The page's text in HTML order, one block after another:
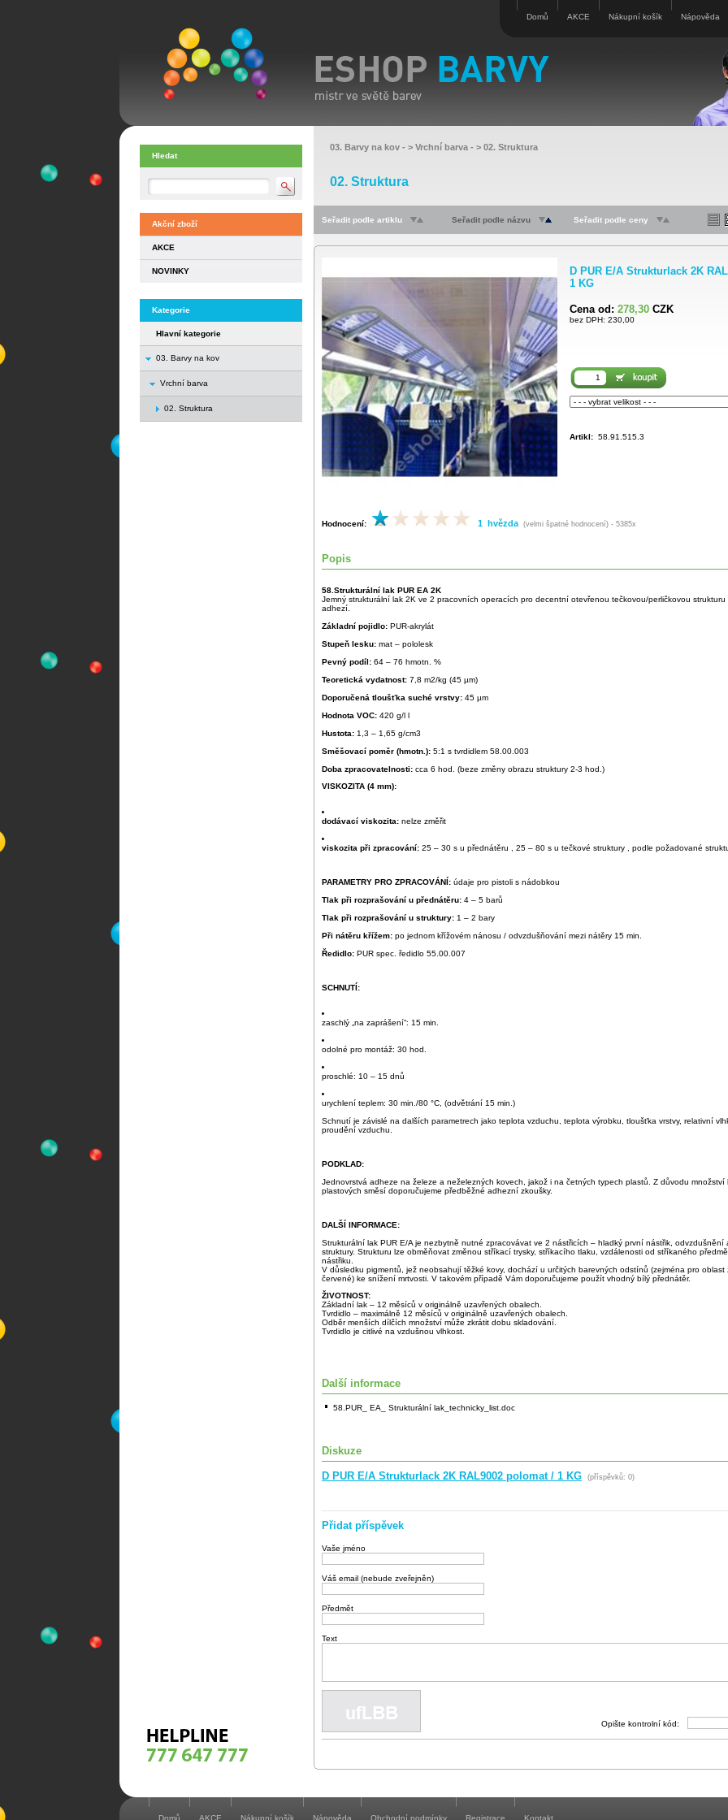
Domů AKCE Nákupní košík Nápověda
Hledat
Akční zboží
AKCE
NOVINKY
Kategorie
Hlavní kategorie
03. Barvy na kov
Vrchní barva
02. Struktura
03. Barvy na kov - > Vrchní barva - > 02. Struktura
02. Struktura
Seřadit podle artiklu Seřadit podle názvu Seřadit podle ceny
D PUR E/A Strukturlack 2K
1 KG
Cena od: 278,30 CZK
bez DPH: 230,00
Artikl: 58.91.515.3
Hodnocení: 1 hvězda (velmi špatné hodnocení) - 5385x
Popis
58.Strukturální lak PUR EA 2K
Jemný strukturální lak 2K ve 2 pracovních operacích pro decentní otevřenou tečkovou/perličkovou strukturu
adhezí.
Základní pojidlo: PUR-akrylát
Stupeň lesku: mat – pololesk
Pevný podíl: 64 – 76 hmotn. %
Teoretická vydatnost: 7,8 m2/kg (45 µm)
Doporučená tloušťka suché vrstvy: 45 µm
Hodnota VOC: 420 g/l l
Hustota: 1,3 – 1,65 g/cm3
Směšovací poměr (hmotn.): 5:1 s tvrdidlem 58.00.003
Doba zpracovatelnosti: cca 6 hod. (beze změny obrazu struktury 2-3 hod.)
VISKOZITA (4 mm):
dodávací viskozita: nelze změřit
viskozita při zpracování: 25 – 30 s u přednátěru , 25 – 80 s u tečkové struktury , podle požadované
PARAMETRY PRO ZPRACOVÁNÍ: údaje pro pistoli s nádobkou
Tlak při rozprašování u přednátěru: 4 – 5 barů
Tlak při rozprašování u struktury: 1 – 2 bary
Při nátěru křížem: po jednom křížovém nánosu / odvzdušňování mezi nátěry 15 min.
Ředidlo: PUR spec. ředidlo 55.00.007
SCHNUTÍ:
zaschlý „na zaprášení“: 15 min.
odolné pro montáž: 30 hod.
proschlé: 10 – 15 dnů
urychlení teplem: 30 min./80 °C, (odvětrání 15 min.)
Schnutí je závislé na dalších parametrech jako teplota vzduchu, teplota výrobku, tloušťka vrstvy, relativní
proudění vzduchu.
PODKLAD:
Jednovrstvá adheze na železe a neželezných kovech, jakož i na četných typech plastů. Z důvodu množství
plastových směsí doporučujeme předběžné adhezní zkoušky.
DALŠÍ INFORMACE:
Strukturální lak PUR E/A je nezbytně nutné zpracovávat ve 2 nástřicích – hladký první nástřik, odvzdušnění
struktury. Strukturu lze obměňovat změnou stříkací trysky, stříkacího tlaku, vzdálenosti od stříkaného
nástřiku.
V důsledku pigmentů, jež neobsahují těžké kovy, dochází u určitých barevných odstínů (zejména pro oblast
červené) ke snížení mrtvosti. V takovém případě Vám doporučujeme použít vhodný bílý přednátěr.
ŽIVOTNOST:
Základní lak – 12 měsíců v originálně uzavřených obalech.
Tvrdidlo – maximálně 12 měsíců v originálně uzavřených obalech.
Odběr menších dílčích množství může zkrátit dobu skladování.
Tvrdidlo je citlivé na vzdušnou vlhkost.
Další informace
58.PUR_ EA_ Strukturální lak_technicky_list.doc
Diskuze
D PUR E/A Strukturlack 2K RAL9002 polomat / 1 KG (příspěvků: 0)
Přidat příspěvek
Vaše jméno
Váš email (nebude zveřejněn)
Předmět
Text
Opište kontrolní kód:
Domů AKCE Nákupní košík Nápověda Obchodní podmínky Registrace Kontakt